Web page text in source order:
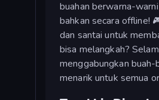
buahan berwarna-
bahkan secara offline!
dan santai untuk
bisa melangkah?
menggabungkan
menarik untuk semua